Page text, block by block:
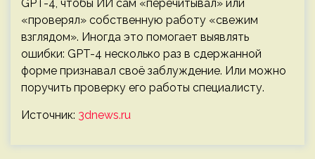
GPT-4, чтобы ИИ сам «перечитывал» или
«проверял» собственную работу «свежим
взглядом». Иногда это помогает выявлять
ошибки: GPT-4 несколько раз в сдержанной
форме признавал своё заблуждение. Или можно
поручить проверку его работы специалисту.
Источник: 3dnews.ru